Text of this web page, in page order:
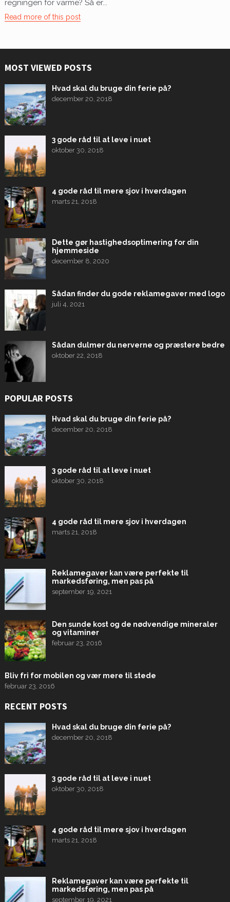
regningen for varme? Så er...
Read more of this post
MOST VIEWED POSTS
Hvad skal du bruge din ferie på?
december 20, 2018
3 gode råd til at leve i nuet
oktober 30, 2018
4 gode råd til mere sjov i hverdagen
marts 21, 2018
Dette gør hastighedsoptimering for din
hjemmeside
december 8, 2020
Sådan finder du gode reklamegaver med logo
juli 4, 2021
Sådan dulmer du nerverne og præstere bedre
oktober 22, 2018
POPULAR POSTS
Hvad skal du bruge din ferie på?
december 20, 2018
3 gode råd til at leve i nuet
oktober 30, 2018
4 gode råd til mere sjov i hverdagen
marts 21, 2018
Reklamegaver kan være perfekte til
markedsføring, men pas på
september 19, 2021
Den sunde kost og de nødvendige mineraler
og vitaminer
februar 23, 2016
Bliv fri for mobilen og vær mere til stede
februar 23, 2016
RECENT POSTS
Hvad skal du bruge din ferie på?
december 20, 2018
3 gode råd til at leve i nuet
oktober 30, 2018
4 gode råd til mere sjov i hverdagen
marts 21, 2018
Reklamegaver kan være perfekte til
markedsføring, men pas på
september 19, 2021